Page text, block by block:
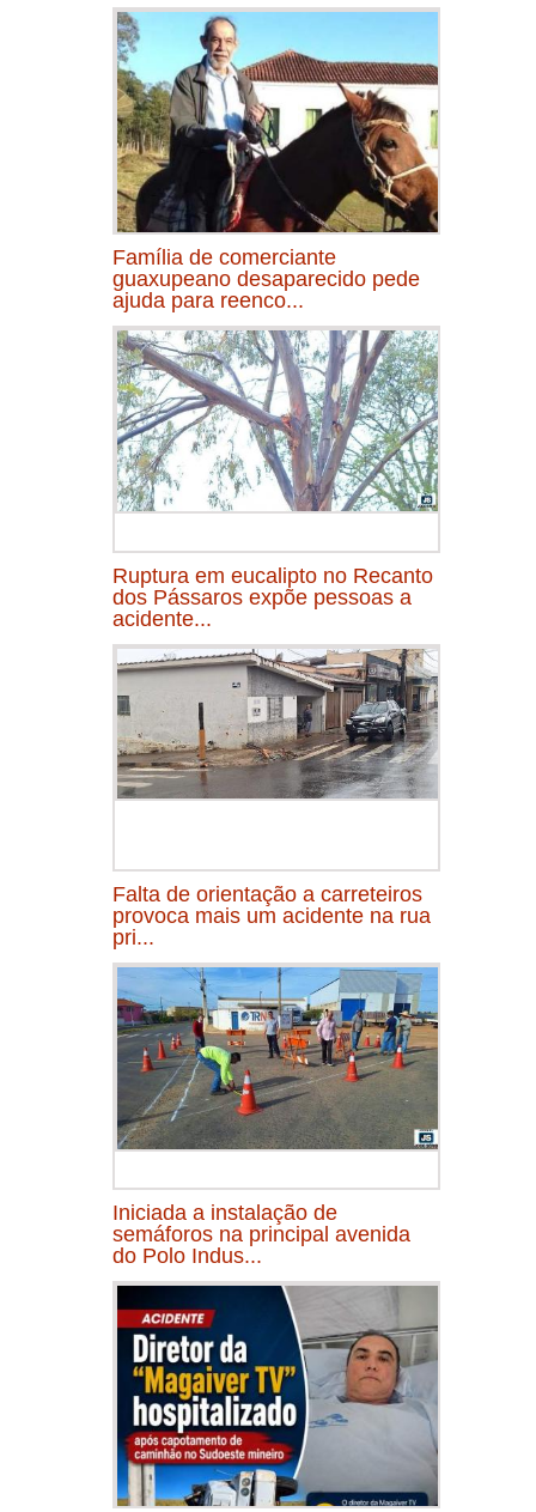
Família de comerciante
guaxupeano desaparecido pede
ajuda para reenco...
Ruptura em eucalipto no Recanto
dos Pássaros expõe pessoas a
acidente...
Falta de orientação a carreteiros
provoca mais um acidente na rua
pri...
Iniciada a instalação de
semáforos na principal avenida
do Polo Indus...